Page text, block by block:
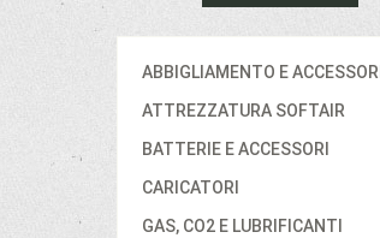
ABBIGLIAMENTO E ACCESSORI
ATTREZZATURA SOFTAIR
BATTERIE E ACCESSORI
CARICATORI
GAS, CO2 E LUBRIFICANTI